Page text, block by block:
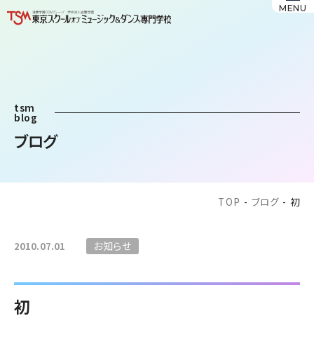
MENU
tsm
blog
ブログ
TOP - ブログ - 初
2010.07.01 お知らせ
初